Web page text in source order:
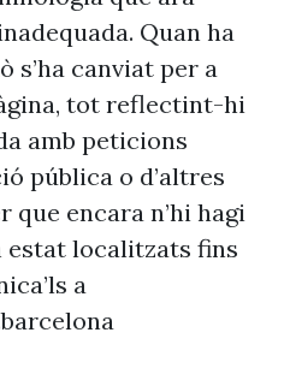
Quan ha
s’ha canviat per a
tot reflectint-hi
amb peticions
pública o d’altres
que encara n’hi hagi
estat localitzats fins
a